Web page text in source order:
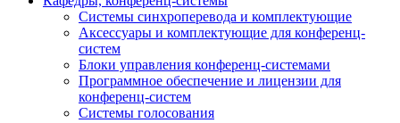
Cистемы синхроперевода и комплектующие
Аксессуары и комплектующие для конференц-
систем
Блоки управления конференц-системами
Программное обеспечение и лицензии для
конференц-систем
Системы голосования